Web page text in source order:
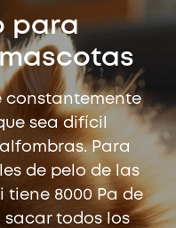
para
constantemente
sea difícil
Para
de pelo de las
tiene 8000 Pa de
todos los